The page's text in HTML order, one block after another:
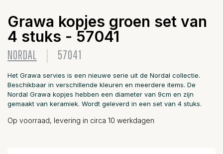
Grawa kopjes groen set van
4 stuks - 57041
NORDAL 57041
Het Grawa servies is een nieuwe serie uit de Nordal collectie.
Beschikbaar in verschillende kleuren en meerdere items. De
Nordal Grawa kopjes hebben een diameter van 9cm en zijn
gemaakt van keramiek. Wordt geleverd in een set van 4 stuks.
Op voorraad, levering in circa 10 werkdagen